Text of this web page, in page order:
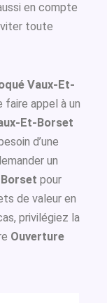
en compte
toute
Vaux-Et-
faire appel à un
Et-Borset
d’une
un
pour
de valeur en
privilégiez la
Ouverture